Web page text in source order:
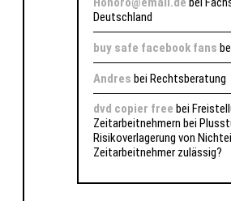
Deutschland
buy safe facebook fans
Andres beiRechtsberatung
dvd copier free bei
Zeitarbeitnehmern bei
Risikoverlagerung von
Zeitarbeitnehmer zulässig?